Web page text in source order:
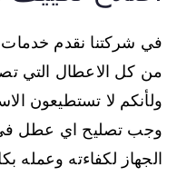
في شركتنا نقدم خدمات
من كل الاعطال التي
ولأنكم لا تستطيعون
وجب تصليح اي عطل
الجهاز لكفاءته وعمله